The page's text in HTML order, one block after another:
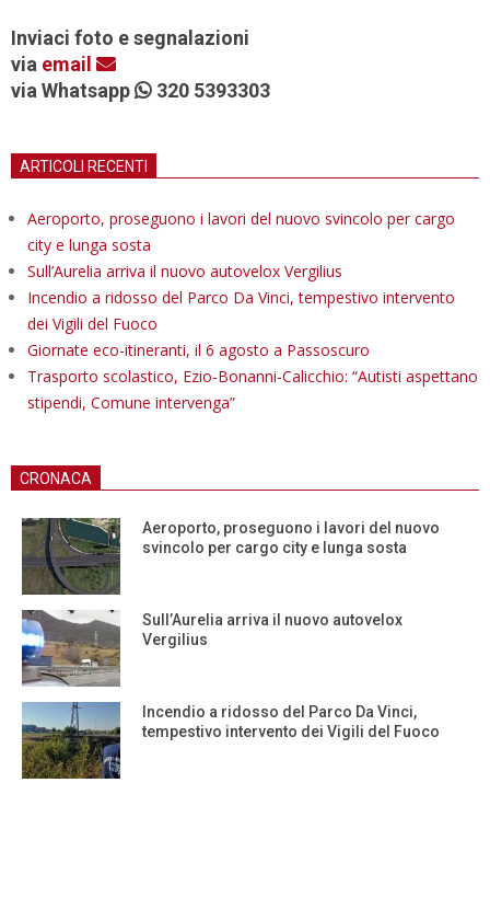
Inviaci foto e segnalazioni
via email
via Whatsapp
320 5393303
ARTICOLI RECENTI
Aeroporto, proseguono i lavori del nuovo svincolo per cargo
city e lunga sosta
Sull’Aurelia arriva il nuovo autovelox Vergilius
Incendio a ridosso del Parco Da Vinci, tempestivo intervento
dei Vigili del Fuoco
Giornate eco-itineranti, il 6 agosto a Passoscuro
Trasporto scolastico, Ezio-Bonanni-Calicchio: “Autisti aspettano
stipendi, Comune intervenga”
CRONACA
Aeroporto, proseguono i lavori del nuovo
svincolo per cargo city e lunga sosta
Sull’Aurelia arriva il nuovo autovelox
Vergilius
Incendio a ridosso del Parco Da Vinci,
tempestivo intervento dei Vigili del Fuoco